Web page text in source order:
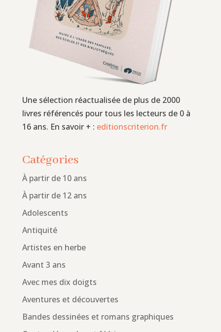
Une sélection réactualisée de plus de 2000
livres référencés pour tous les lecteurs de 0 à
16 ans. En savoir + : editionscriterion.fr
Catégories
À partir de 10 ans
À partir de 12 ans
Adolescents
Antiquité
Artistes en herbe
Avant 3 ans
Avec mes dix doigts
Aventures et découvertes
Bandes dessinées et romans graphiques